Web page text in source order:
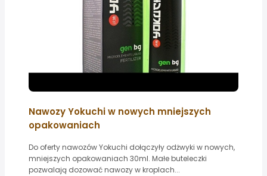
Nawozy Yokuchi w nowych mniejszych
opakowaniach
Do oferty nawozów Yokuchi dołączyły odżwyki w nowych,
mniejszych opakowaniach 30ml. Małe buteleczki
pozwalają dozować nawozy w kroplach...